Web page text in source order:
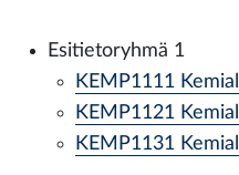
Esitietoryhmä 1
KEMP1111
KEMP1121
KEMP1131